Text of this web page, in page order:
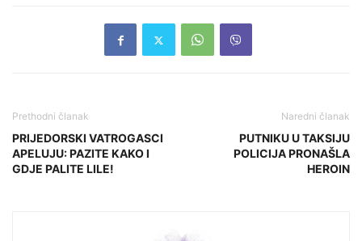
Prethodni članak
PRIJEDORSKI VATROGASCI
APELUJU: PAZITE KAKO I
GDJE PALITE LILE!
Naredni članak
PUTNIKU U TAKSIJU
POLICIJA PRONAŠLA
HEROIN